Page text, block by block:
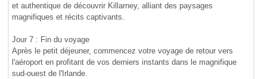
et authentique de découvrir Killarney, alliant des paysages
magnifiques et récits captivants.
Jour 7 : Fin du voyage
Après le petit déjeuner, commencez votre voyage de retour vers
l'aéroport en profitant de vos derniers instants dans le magnifique
sud-ouest de l'Irlande.